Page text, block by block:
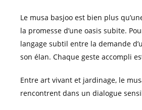
Le musa basjoo est bien plus
la promesse d’une oasis subite.
langage subtil entre la demande
son élan. Chaque geste accompli
Entre art vivant et jardinage, le
rencontrent dans un dialogue